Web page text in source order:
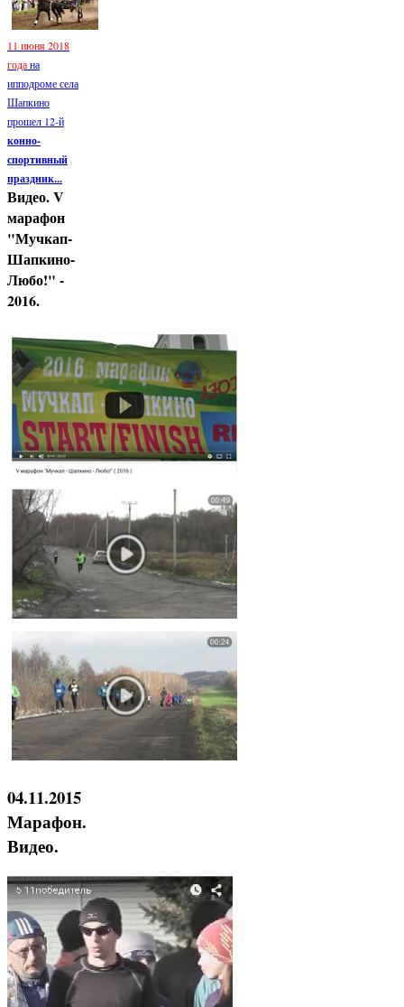
11 июня 2018
годана
ипподроме села
Шапкино
прошел 12-й
конно-
спортивный
праздник...
Видео. V
марафон
"Мучкап-
Шапкино-
Любо!" -
2016.
04.11.2015
Марафон.
Видео.